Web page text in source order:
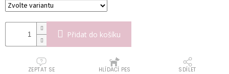
Přidat do košíku
ZEPTAT SE HLÍDACÍ PES SDÍLET